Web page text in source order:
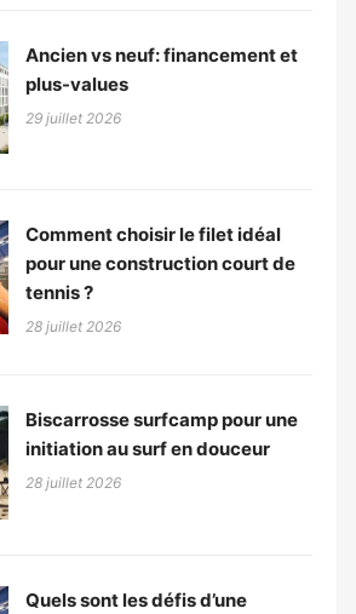
Ancien vs neuf: financement et
plus-values
29 juillet 2026
Comment choisir le filet idéal
pour une construction court de
tennis ?
28 juillet 2026
Biscarrosse surfcamp pour une
initiation au surf en douceur
28 juillet 2026
Quels sont les défis d’une